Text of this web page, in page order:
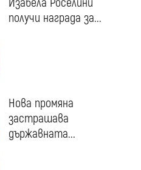
получи награда за...
Нова промяна
застрашава
държавната...